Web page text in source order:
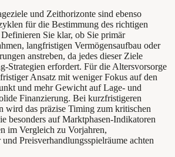
und Zeithorizonte sind ebenso
für die Bestimmung des richtigen
Sie klar, ob Sie primär
langfristigen Vermögensaufbau oder
anstreben, da jedes dieser Ziele
Strategien erfordert. Für die Altersvorsorge
Ansatz mit weniger Fokus auf den
und mehr Gewicht auf Lage- und
Finanzierung. Bei kurzfristigeren
wird das präzise Timing zum kritischen
besonders auf Marktphasen-Indikatoren
im Vergleich zu Vorjahren,
Preisverhandlungsspielräume achten